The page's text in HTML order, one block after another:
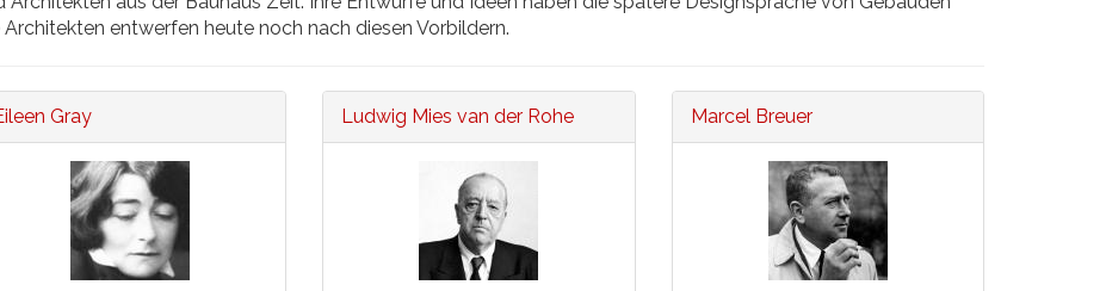
entwerfen heute noch nach diesen Vorbildern.
Gray Ludwig Mies van der Rohe Marcel Breuer